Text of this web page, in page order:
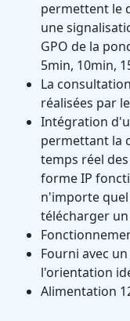
permettent le
une
GPO de la
5min, 10min,
La
réalisées par
Intégration
permettant la
temps réel
forme IP
n'importe
télécharger
Fourni avec
l'orientation
Alimentation